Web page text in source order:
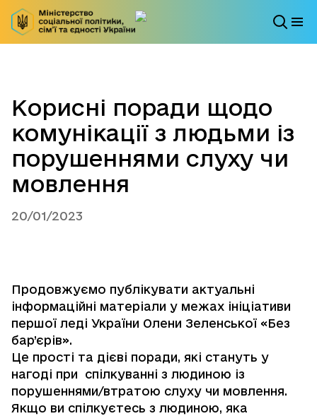
Корисні поради щодо
комунікації з людьми із
порушеннями слуху чи
мовлення
20/01/2023
Продовжуємо публікувати актуальні
інформаційні матеріали у межах ініціативи
першої леді України Олени Зеленської «Без
бар’єрів».
Це прості та дієві поради, які стануть у
нагоді при спілкуванні з людиною із
порушеннями/втратою слуху чи мовлення.
Якщо ви спілкуєтесь з людиною, яка